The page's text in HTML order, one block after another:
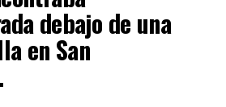
debajo de una
en San